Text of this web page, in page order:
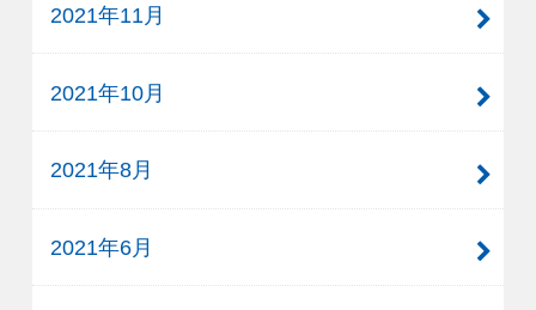
2021年11月
2021年10月
2021年8月
2021年6月